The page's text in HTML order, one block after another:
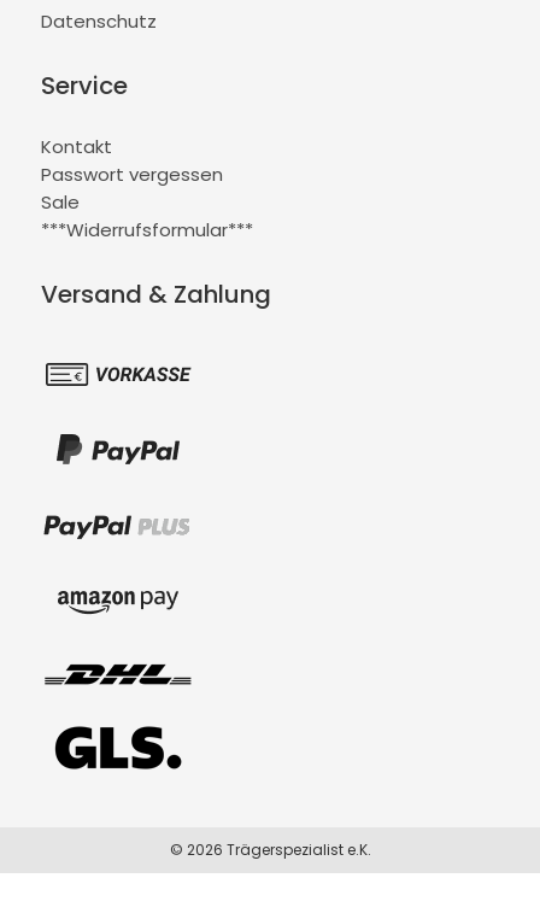
Datenschutz
Service
Kontakt
Passwort vergessen
Sale
***Widerrufsformular***
Versand & Zahlung
© 2026 Trägerspezialist e.K.